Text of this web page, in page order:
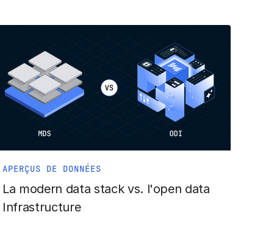
APERÇUS DE DONNÉES
La modern data stack vs. l'open data
Infrastructure